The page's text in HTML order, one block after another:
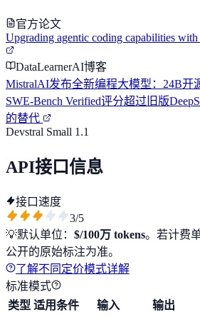
官方论文
Upgrading agentic coding capabilities
DataLearnerAI博客
MistralAI发布全新编程大模型：24B开
SWE-Bench Verified评分超过旧版
的替代
Devstral Small 1.1
API接口信息
接口速度
3/5
💡默认单位： $/100万 tokens。若计费
公开的原始标注为准。
了解不同定价模式详解
标准模式
类型 适用条件 输入 输出